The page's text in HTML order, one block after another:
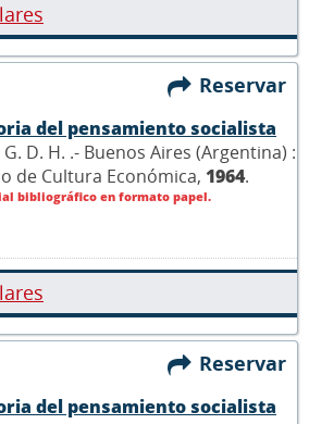
Reservar
del pensamiento socialista
G. D. H. .- Buenos Aires (Argentina) :
de Cultura Económica, 1964.
bibliográfico en formato papel.
Reservar
del pensamiento socialista